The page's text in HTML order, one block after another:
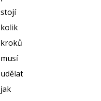
stojí
kolik
kroků
musí
udělat
jak